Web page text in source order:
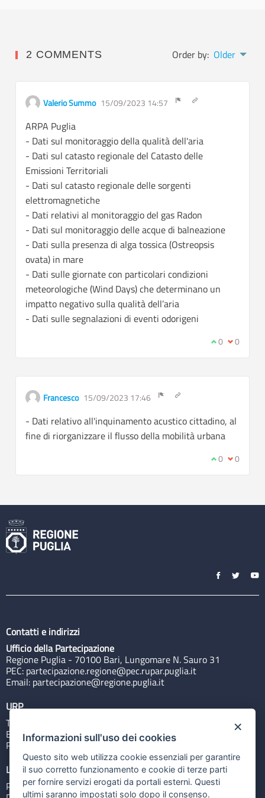
2 COMMENTS Order by: Older
Valerio Summo 15/09/2023 14:57 Get link to single
ARPA Puglia
- Dati sul monitoraggio della qualità dell'aria
- Dati sul catasto regionale del Catasto delle
Emissioni Territoriali
- Dati sul catasto regionale delle sorgenti
elettromagnetiche
- Dati relativi al monitoraggio del gas Radon
- Dati sul monitoraggio delle acque di balneazione
- Dati sulla presenza di alga tossica (Ostreopsis
ovata) in mare
- Dati sulle giornate con particolari condizioni
meteorologiche (Wind Days) che determinano un
impatto negativo sulla qualità dell’aria
- Dati sulle segnalazioni di eventi odorigeni
I agree with
0 I 0
Francesco 15/09/2023 17:46 Get link to single
- Dati relativo all'inquinamento acustico cittadino, al
fine di riorganizzare il flusso della mobilità urbana
I agree with
0 I 0
Contatti e indirizzi
Ufficio della Partecipazione
Regione Puglia - 70100 Bari, Lungomare N. Sauro 31
PEC: partecipazione.regione@pec.rupar.puglia.it
Email: partecipazione@regione.puglia.it
URP
Tel: 800713939
Email:quiregione@regione.puglia.it
Rubrica
Link utili
Portale Istituzionale
×
Informazioni sull'uso dei cookies
Questo sito web utilizza cookie essenziali per garantire
il suo corretto funzionamento e cookie di terze parti
per fornire servizi erogati da portali esterni. Questi
ultimi saranno impostati solo dopo il consenso.